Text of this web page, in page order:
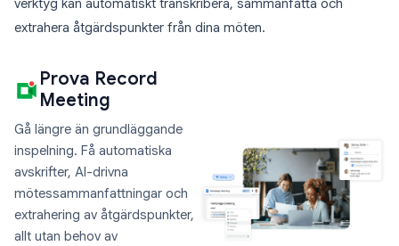
verktyg kan automatiskt transkribera, sammanfatta och
extrahera åtgärdspunkter från dina möten.
Prova Record
Meeting
Gå längre än grundläggande
inspelning. Få automatiska
avskrifter, AI-drivna
mötessammanfattningar och
extrahering av åtgärdspunkter,
allt utan behov av